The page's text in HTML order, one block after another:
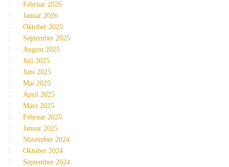
Februar 2026
Januar 2026
Oktober 2025
September 2025
August 2025
Juli 2025
Juni 2025
Mai 2025
April 2025
März 2025
Februar 2025
Januar 2025
November 2024
Oktober 2024
September 2024